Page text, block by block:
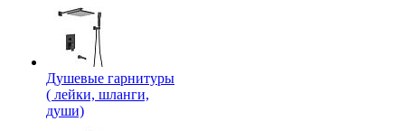
Душевые гарнитуры
( лейки, шланги,
души)